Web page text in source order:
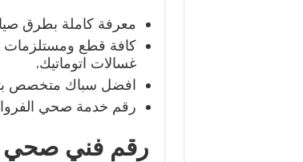
معرفة كاملة بطرق
كافة قطع
غسالات اتوماتيك.
افضل سباك متخصص
رقم خدمة صحي
رقم فني صحي